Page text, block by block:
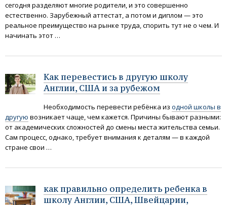
сегодня разделяют многие родители, и это совершенно
естественно. Зарубежный аттестат, а потом и диплом — это
реальное преимущество на рынке труда, спорить тут не о чем. И
начинать этот …
Как перевестись в другую школу
Англии, США и за рубежом
Необходимость перевести ребёнка из одной школы в
другую возникает чаще, чем кажется. Причины бывают разными:
от академических сложностей до смены места жительства семьи.
Сам процесс, однако, требует внимания к деталям — в каждой
стране свои …
как правильно определить ребенка в
школу Англии, США, Швейцарии,